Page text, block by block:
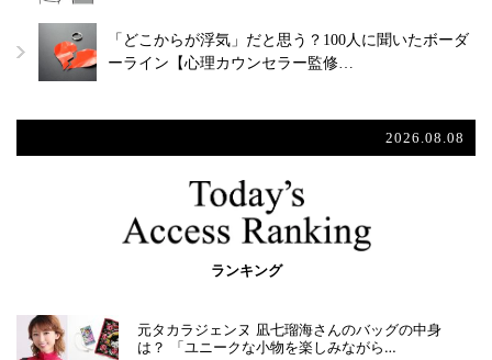
「どこからが浮気」だと思う？100人に聞いたボーダ
ーライン【心理カウンセラー監修…
2026.08.08
ランキング
元タカラジェンヌ 凪七瑠海さんのバッグの中身
は？ 「ユニークな小物を楽しみながら…